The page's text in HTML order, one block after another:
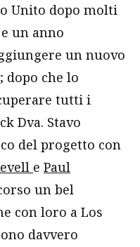
Unito dopo molti
un anno
un nuovo
che lo
tutti i
Dva. Stavo
del progetto con
e Paul
un bel
con loro a Los
davvero